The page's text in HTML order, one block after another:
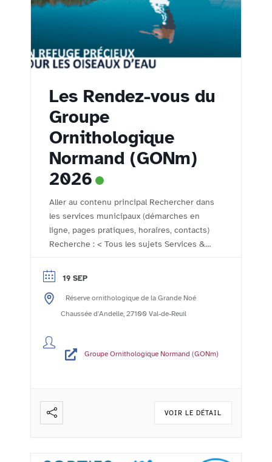
Les Rendez-vous du
Groupe
Ornithologique
Normand (GONm)
2026
Aller au contenu principal Rechercher dans
les services municipaux (démarches en
ligne, pages pratiques, horaires, contacts)
Recherche : < Tous les sujets Services &
associations Le comptoir des associations
- l'agenda de la vie associative rolivaloise
Imprimer Publié le :24/10/2023 Mis à jour
le :06/11/2023 Le Groupe Ornithologique
19 SEP
Réserve ornithologique de la Grande Noé
Chaussée d'Andelle, 27100 Val-de-Reuil
Groupe Ornithologique Normand (GONm)
VOIR LE DÉTAIL